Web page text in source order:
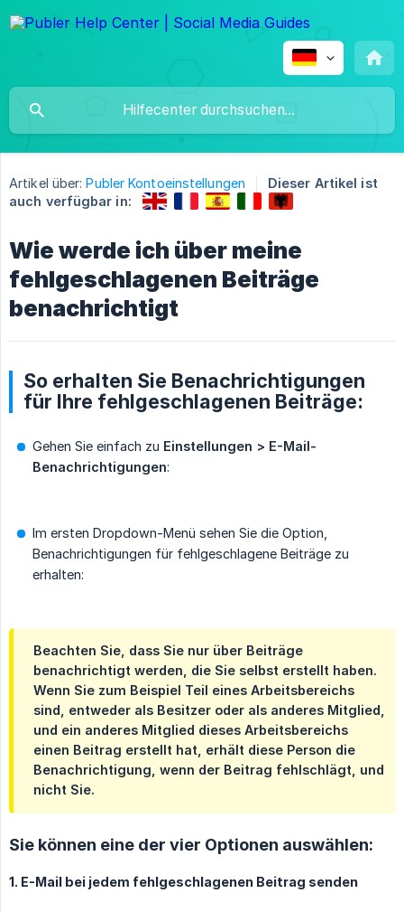
Artikel über: Publer Kontoeinstellungen
Dieser Artikel ist
auch verfügbar in:
Wie werde ich über meine
fehlgeschlagenen Beiträge
benachrichtigt
So erhalten Sie Benachrichtigungen
für Ihre fehlgeschlagenen Beiträge:
Gehen Sie einfach zu Einstellungen > E-Mail-
Benachrichtigungen:
Im ersten Dropdown-Menü sehen Sie die Option,
Benachrichtigungen für fehlgeschlagene Beiträge zu
erhalten:
Beachten Sie, dass Sie nur über Beiträge
benachrichtigt werden, die Sie selbst erstellt haben.
Wenn Sie zum Beispiel Teil eines Arbeitsbereichs
sind, entweder als Besitzer oder als anderes Mitglied,
und ein anderes Mitglied dieses Arbeitsbereichs
einen Beitrag erstellt hat, erhält diese Person die
Benachrichtigung, wenn der Beitrag fehlschlägt, und
nicht Sie.
Sie können eine der vier Optionen auswählen:
1. E-Mail bei jedem fehlgeschlagenen Beitrag senden